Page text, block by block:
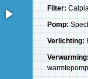
Filter:
Pomp:
Verlichting:
Verwarming:
warmtepomp